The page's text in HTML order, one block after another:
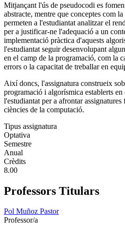
Mitjançant l'ús de pseudocodi es
abstracte, mentre que conceptes com
permeten a l'estudiantat analitzar el
per a justificar-ne l'adequació a un
implementació pràctica d'aquests
l'estudiantat seguir desenvolupant
en el camp de la programació, com la
errors o la capacitat de treballar en
Així doncs, l'assignatura construeix
programació i algorísmica establerts
l'estudiantat per a afrontar
ciències de la computació.
Tipus assignatura
Optativa
Semestre
Anual
Crèdits
8.00
Professors Titulars
Pol Muñoz Pastor
Professor/a